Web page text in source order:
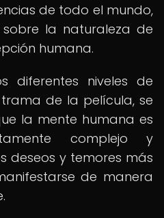
de todo el mundo,
la naturaleza de
humana.
diferentes niveles de
de la película, se
la mente humana es
complejo y
deseos y temores más
de manera